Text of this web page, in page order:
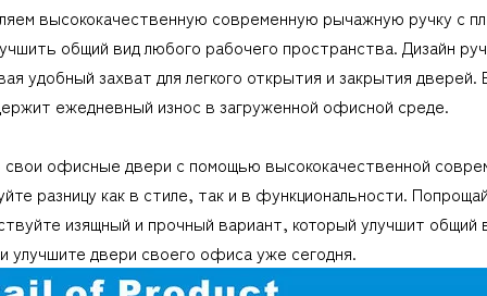
высококачественную современную рычажную ручку с
общий вид любого рабочего пространства. Дизайн
удобный захват для легкого открытия и закрытия
ежедневный износ в загруженной офисной среде.
офисные двери с помощью высококачественной
разницу как в стиле, так и в функциональности.
изящный и прочный вариант, который улучшит
улучшите двери своего офиса уже сегодня.